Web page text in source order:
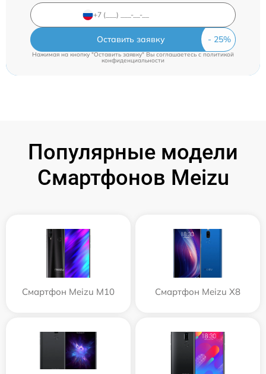
Оставить заявку
Нажимая на кнопку "Оставить заявку" Вы соглашаетесь cполитикой
конфиденциальности
Популярные модели
Смартфонов Meizu
Смартфон Meizu M10 Смартфон Meizu X8